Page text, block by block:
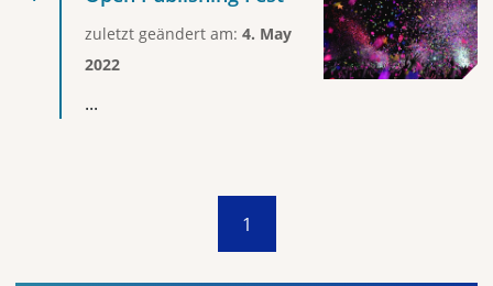
zuletzt geändert am: 4. May
2022
...
1